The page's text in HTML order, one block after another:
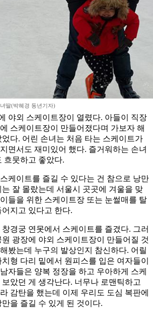
딸(박혜경 동년기자)
야외 스케이트장이 열렸다. 아들이 직장
스케이트장이 만들어졌다며 가보자 해
다. 어린 손녀는 처음 타는 스케이트가
면서도 재미있어 했다. 즐거워하는 손녀
흐뭇하고 좋았다.
케이트를 즐길 수 있다는 건 참으로 낭만
잘 몰랐는데 서울시 곳곳에 겨울을 맞
들을 위한 스케이트장 또는 눈썰매를 탈
지고 있다고 한다.
경궁 연못에서 스케이트를 즐겼다. 그러
광장에 야외 스케이트장이 만들어질 것
봤는데 누구의 발상인지 참신하다. 어릴
형 다리 밑에서 원피스를 입은 여자들이
자들은 양복 정장을 하고 우아하게 스케
았던 게 생각난다. 너무나 로맨틱하고
감탄을 했는데 이제 우리도 도심 복판에
을 즐길 수 있게 된 것이다.